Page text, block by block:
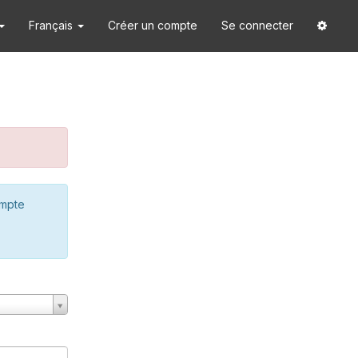
Français Créer un compte Se connecter